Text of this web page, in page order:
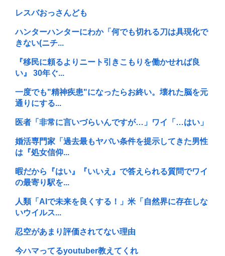
レスバおっさんども
ハンターハンターにわか「何でも切れる刀は具現化で
きない(ニチ...
『移民に頼るよりニート引きこもりを働かせれば良
い』 30年ぐ...
一度でも"精神疾患"になったらお終い。壊れた脳を元
通りにする...
医者「非常に言いづらいんですが…」ワイ「…はい」
婚活専門家「過去最もヤバい条件を提示してきた男性
は『処女信仰...
暇だから『はい』『いいえ』で答えられる質問でワイ
の最寄り駅を...
人類「AIで未来を良くする！」米「自然界に存在しな
いウイルス...
忍空があまり評価されてない理由
今ハマってるyoutuber教えてくれ